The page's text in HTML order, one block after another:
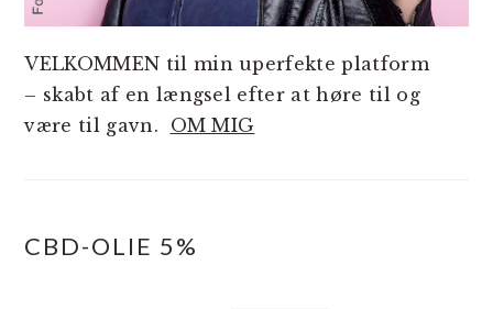
VELKOMMEN til min uperfekte platform
– skabt af en længsel efter at høre til og
være til gavn. OM MIG
CBD-OLIE 5%